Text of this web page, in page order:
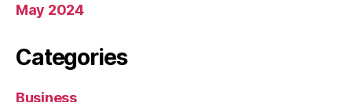
May 2024
Categories
Business